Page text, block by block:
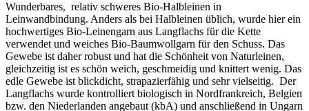
Wunderbares, relativ schweres Bio-Halbleinen in
Leinwandbindung. Anders als bei Halbleinen üblich, wurde hier ein
hochwertiges Bio-Leinengarn aus Langflachs für die Kette
verwendet und weiches Bio-Baumwollgarn für den Schuss. Das
Gewebe ist daher robust und hat die Schönheit von Naturleinen,
gleichzeitig ist es schön weich, geschmeidig und knittert wenig. Das
edle Gewebe ist blickdicht, strapazierfähig und sehr vielseitig. Der
Langflachs wurde kontrolliert biologisch in Nordfrankreich, Belgien
bzw. den Niederlanden angebaut (kbA) und anschließend in Ungarn